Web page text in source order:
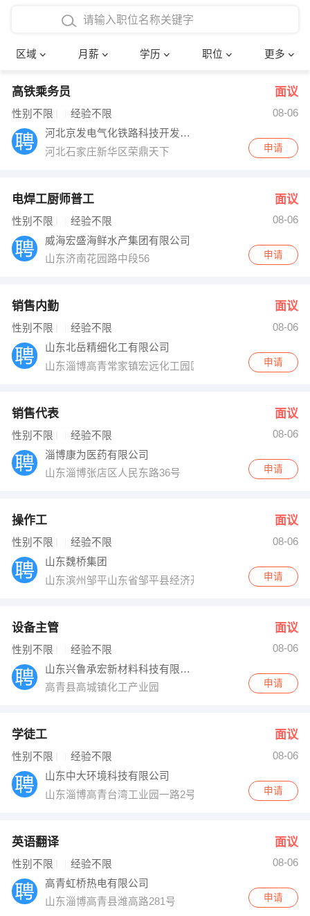
区域 月薪 学历 职位 更多
4000-5000元
8000-12000元
12000-20000元
博士
文员
财务会计
网络IT
快递员
收银员 技术员/工程师
出纳
编辑
跟单
其他职位
确定
高铁乘务员 面议
性别不限 经验不限
08-06
河北京发电气化铁路科技开发有限公司
河北石家庄新华区荣鼎天下
申请
电焊工厨师普工 面议
性别不限 经验不限
08-06
威海宏盛海鲜水产集团有限公司
山东济南花园路中段56
申请
销售内勤 面议
性别不限 经验不限
08-06
山东北岳精细化工有限公司
山东淄博高青常家镇宏远化工园区
申请
销售代表 面议
性别不限 经验不限
08-06
淄博康为医药有限公司
山东淄博张店区人民东路36号
申请
操作工 面议
性别不限 经验不限
08-06
山东魏桥集团
山东滨州邹平山东省邹平县经济开发区魏纺路一号
申请
设备主管 面议
性别不限 经验不限
08-06
山东兴鲁承宏新材料科技有限公司
高青县高城镇化工产业园
申请
学徒工 面议
性别不限 经验不限
08-06
山东中大环境科技有限公司
山东淄博高青台湾工业园一路2号
申请
英语翻译 面议
性别不限 经验不限
08-06
高青虹桥热电有限公司
山东淄博高青县潍高路281号
申请